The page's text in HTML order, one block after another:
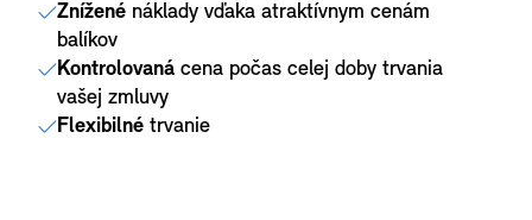
Znížené náklady vďaka atraktívnym cenám
balíkov
Kontrolovaná cena počas celej doby trvania
vašej zmluvy
Flexibilné trvanie